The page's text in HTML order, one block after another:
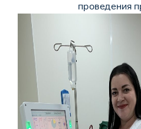
проведения